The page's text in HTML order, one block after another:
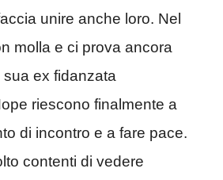
unire anche loro. Nel
molla e ci prova ancora
ex fidanzata
riescono finalmente a
di incontro e a fare pace.
contenti di vedere